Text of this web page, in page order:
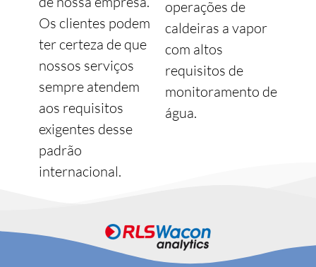
Os clientes podem
ter certeza de que
nossos serviços
sempre atendem
aos requisitos
exigentes desse
padrão
internacional.
operações de
caldeiras a vapor
com altos
requisitos de
monitoramento de
água.